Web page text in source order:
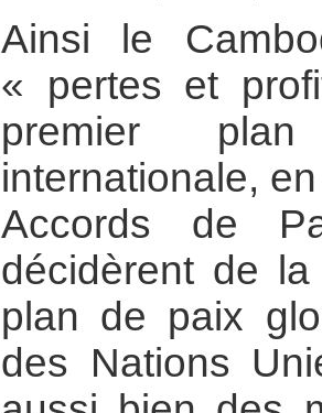
Ainsi le
« pertes et
premier
internationale,
Accords de
décidèrent de
plan de paix
des Nations